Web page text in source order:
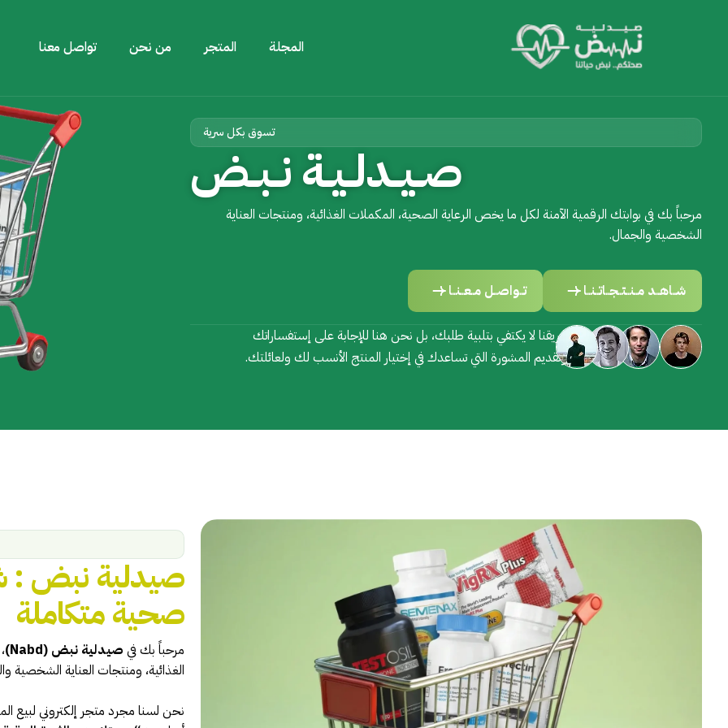
المجلة المتجر من نحن تواصل معنا
تسوق بكل سرية
صــيــدلــيــة نــبــض
مرحباً بك في بوابتك الرقمية الآمنة لكل ما يخص الرعاية الصحية، المكملات الغذائية، ومنتجات العناية
الشخصية والجمال.
شــاهــد مــنــتــجــاتــنــا تــواصــل مــعــنــا
فريقنا لا يكتفي بتلبية طلبك، بل نحن هنا للإجابة على إستفساراتك
وتقديم المشورة التي تساعدك في إختيار المنتج الأنسب لك ولعائلتك.
صيدلية نبض :
صحية متكاملة
مرحباً بك في صيدلية نبض (Nabd)
الغذائية، ومنتجات العناية الشخصية
نحن لسنا مجرد متجر إلكتروني